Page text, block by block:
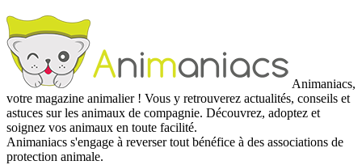
Animaniacs,
votre magazine animalier ! Vous y retrouverez actualités, conseils et
astuces sur les animaux de compagnie. Découvrez, adoptez et
soignez vos animaux en toute facilité.
Animaniacs s'engage à reverser tout bénéfice à des associations de
protection animale.